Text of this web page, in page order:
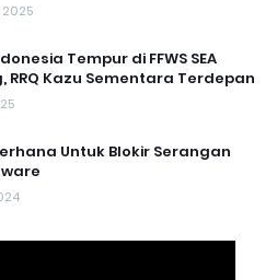
2025
Tempur di FFWS SEA
RRQ Kazu Sementara Terdepan
Untuk Blokir Serangan